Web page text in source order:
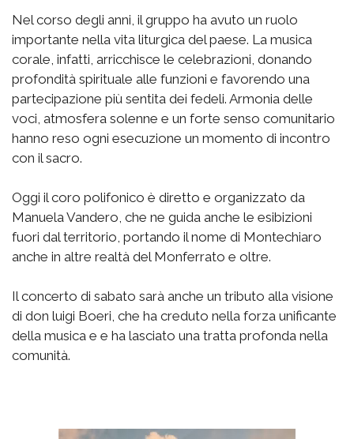
Nel corso degli anni, il gruppo ha avuto un ruolo
importante nella vita liturgica del paese. La musica
corale, infatti, arricchisce le celebrazioni, donando
profondità spirituale alle funzioni e favorendo una
partecipazione più sentita dei fedeli. Armonia delle
voci, atmosfera solenne e un forte senso comunitario
hanno reso ogni esecuzione un momento di incontro
con il sacro.
Oggi il coro polifonico è diretto e organizzato da
Manuela Vandero, che ne guida anche le esibizioni
fuori dal territorio, portando il nome di Montechiaro
anche in altre realtà del Monferrato e oltre.
Il concerto di sabato sarà anche un tributo alla visione
di don luigi Boeri, che ha creduto nella forza unificante
della musica e e ha lasciato una tratta profonda nella
comunità.